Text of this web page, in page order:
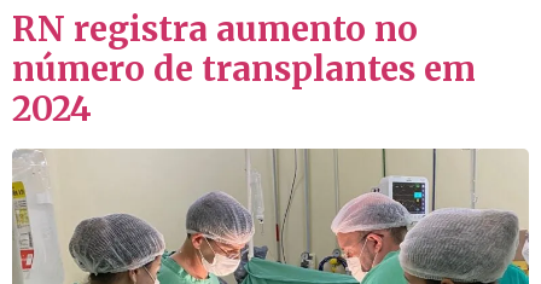
RN registra aumento no
número de transplantes em
2024